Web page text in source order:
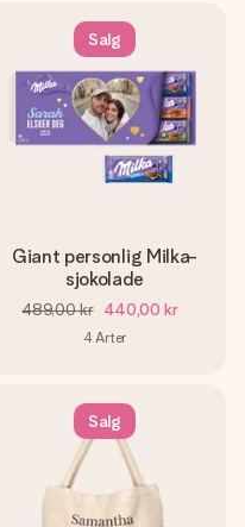
Salg
Giant personlig Milka-
sjokolade
489,00 kr 440,00 kr
4Arter
Salg